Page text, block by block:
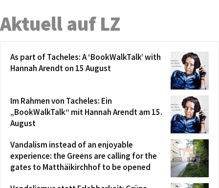
Aktuell auf LZ
As part of Tacheles: A ‘BookWalkTalk’ with
Hannah Arendt on 15 August
Im Rahmen von Tacheles: Ein
„BookWalkTalk“ mit Hannah Arendt am 15.
August
Vandalism instead of an enjoyable
experience: the Greens are calling for the
gates to Matthäikirchhof to be opened